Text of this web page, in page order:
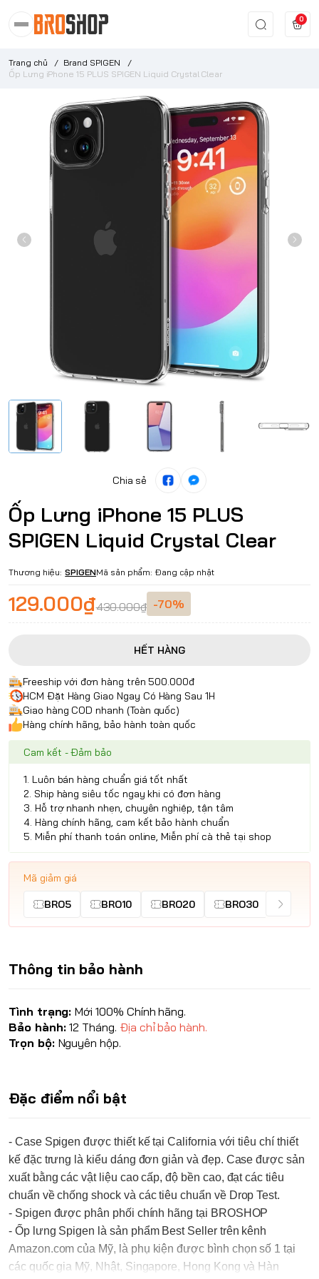
0
Trang chủ / Brand SPIGEN
/
Ốp Lưng iPhone 15 PLUS SPIGEN Liquid Crystal Clear
Chia sẻ
Ốp Lưng iPhone 15 PLUS
SPIGEN Liquid Crystal Clear
Thương hiệu: SPIGENMã sản phẩm: Đang cập nhật
129.000₫430.000₫ -70%
HẾT HÀNG
Freeship với đơn hàng trên 500.000đ
HCM Đặt Hàng Giao Ngay Có Hàng Sau 1H
Giao hàng COD nhanh (Toàn quốc)
Hàng chính hãng, bảo hành toàn quốc
Cam kết - Đảm bảo
1. Luôn bán hàng chuẩn giá tốt nhất
2. Ship hàng siêu tốc ngay khi có đơn hàng
3. Hỗ trợ nhanh nhẹn, chuyên nghiệp, tận tâm
4. Hàng chính hãng, cam kết bảo hành chuẩn
5. Miễn phí thanh toán online, Miễn phí cà thẻ tại shop
Mã giảm giá
BRO5 BRO10 BRO20 BRO30
Thông tin bảo hành
Tình trạng:Mới 100% Chính hãng.
Bảo hành:12 Tháng. Địa chỉ bảo hành.
Trọn bộ: Nguyên hộp.
Đặc điểm nổi bật
- Case Spigen được thiết kế tại California với tiêu chí thiết
kế đặc trưng là kiểu dáng đơn giản và đẹp. Case được sản
xuất bằng các vật liệu cao cấp, độ bền cao, đạt các tiêu
chuẩn về chống shock và các tiêu chuẩn về Drop Test.
- Spigen được phân phối chính hãng tại BROSHOP
- Ốp lưng Spigen là sản phẩm Best Seller trên kênh
Amazon.com của Mỹ, là phụ kiện được bình chọn số 1 tại
các quốc gia Mỹ, Nhật, Singapore, Hong Kong và Hàn